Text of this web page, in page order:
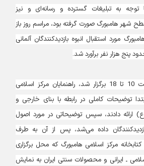
به تبلیغات گسترده و رسانه‌ای و نیز
شهر هامبورگ صورت گرفته بود، مراسم روز باز
مورد استقبال انبوه بازدیدکنندگان آلمانی
پنج هزار نفر برآورد شد.
در این مراسم که از ساعت 10 تا 18 برگزار شد، راهنمایان مرکز اسلامی
توضیحات کاملی در رابطه با بنای خارجی و
دادند، سپس توضیحاتی در مورد اصول
داده می‌شد، پس از آن به طرف
مرکز اسلامی هامبورگ که محل برگزاری
ـ ایرانی و محصولات سنتی ایران به نمایش